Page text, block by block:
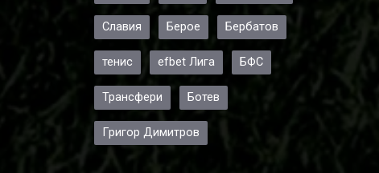
Славия Берое Бербатов
тенис efbet Лига БФС
Трансфери Ботев
Григор Димитров